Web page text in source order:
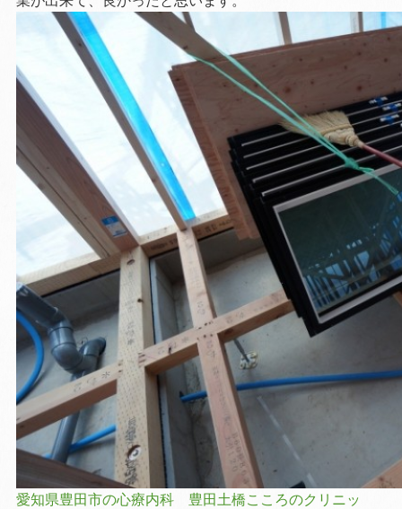
愛知県豊田市の心療内科 豊田土橋こころのクリニッ